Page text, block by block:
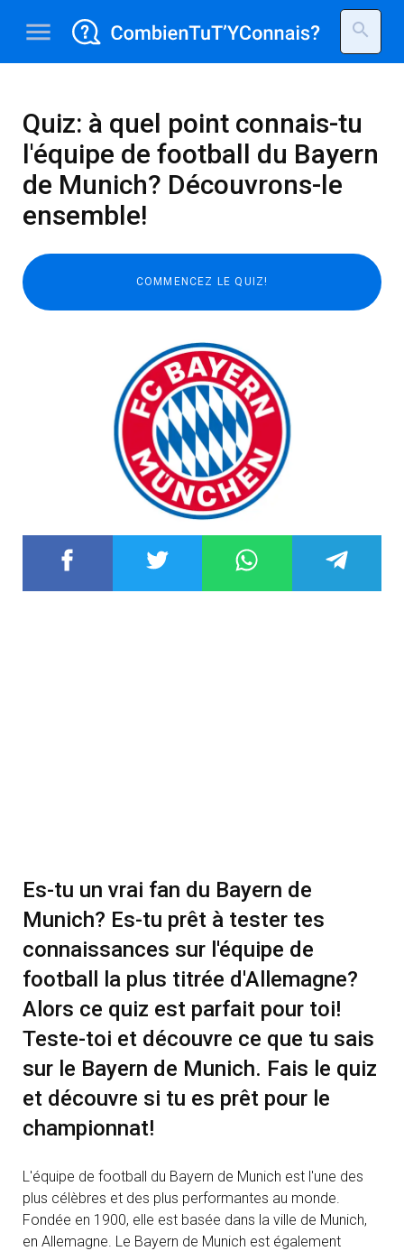
menu search
Quiz: à quel point connais-tu
l'équipe de football du Bayern
de Munich? Découvrons-le
ensemble!
Es-tu un vrai fan du Bayern de
Munich? Es-tu prêt à tester tes
connaissances sur l'équipe de
football la plus titrée d'Allemagne?
Alors ce quiz est parfait pour toi!
Teste-toi et découvre ce que tu sais
sur le Bayern de Munich. Fais le quiz
et découvre si tu es prêt pour le
championnat!
L'équipe de football du Bayern de Munich est l'une des
plus célèbres et des plus performantes au monde.
Fondée en 1900, elle est basée dans la ville de Munich,
en Allemagne. Le Bayern de Munich est également